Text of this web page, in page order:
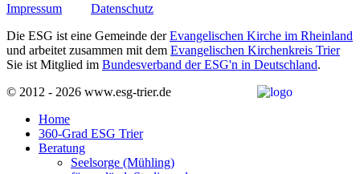
Impressum
Datenschutz
Die ESG ist eine Gemeinde derEvangelischen Kirche im Rheinland
und arbeitet zusammen mit dem Evangelischen Kirchenkreis Trier
Sie ist Mitglied im Bundesverband der ESG'n in Deutschland.
© 2012 - 2026 www.esg-trier.de
Home
360-Grad ESG Trier
Beratung
Seelsorge (Mühling)